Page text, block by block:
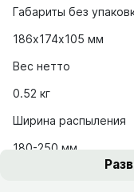
Габариты без
186х174х105 мм
Вес нетто
0.52 кг
Ширина распыления
180-250 мм